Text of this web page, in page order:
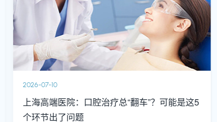
2026-07-10
上海高端医院：口腔治疗总“翻车”？可能是这5
个环节出了问题